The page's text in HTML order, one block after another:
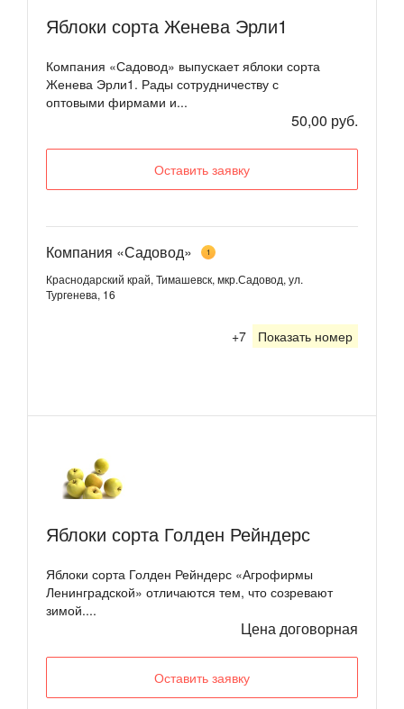
Яблоки сорта Женева Эрли1
Компания «Садовод» выпускает яблоки сорта
Женева Эрли1. Рады сотрудничеству с
оптовыми фирмами и...
50,00 руб.
Оставить заявку
Компания «Садовод» 1
Краснодарский край, Тимашевск, мкр.Садовод, ул.
Тургенева, 16
+7 Показать номер
Яблоки сорта Голден Рейндерс
Яблоки сорта Голден Рейндерс «Агрофирмы
Ленинградской» отличаются тем, что созревают
зимой....
Цена договорная
Оставить заявку